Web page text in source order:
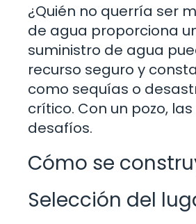
¿Quién no querría ser
de agua proporciona
suministro de agua
recurso seguro y
como sequías o
crítico. Con un pozo,
desafíos.
Cómo se
Selección del